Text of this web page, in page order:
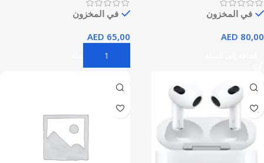
في المخزون
AED 80,00
في المخزون
AED 65,00
إضافة إلى السلة